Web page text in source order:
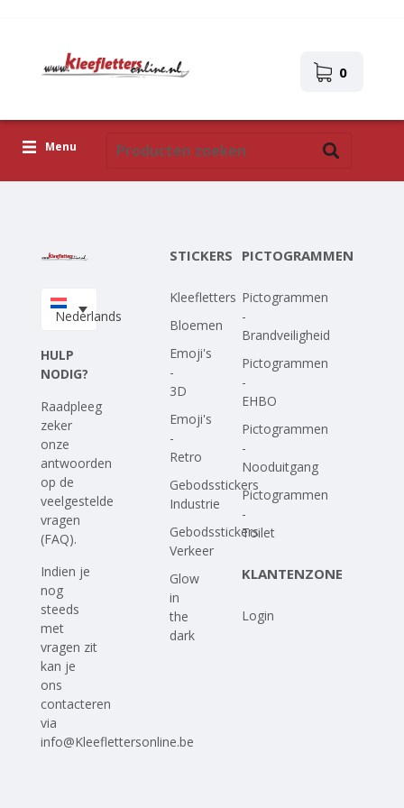
0
Menu
Upload je eigen ontwerp
Nederlands
HULP
NODIG?
Raadpleeg
zeker
onze
antwoorden
op de
veelgestelde
vragen
(FAQ).
Indien je
nog
steeds
met
vragen zit
kan je
ons
contacteren
via
info@Kleeflettersonline.be
STICKERS
Kleefletters
Bloemen
Emoji's
-
3D
Emoji's
-
Retro
Gebodsstickers
Industrie
Gebodsstickers
Verkeer
Glow
in
the
dark
PICTOGRAMMEN
Pictogrammen
-
Brandveiligheid
Pictogrammen
-
EHBO
Pictogrammen
-
Nooduitgang
Pictogrammen
-
Toilet
KLANTENZONE
Login